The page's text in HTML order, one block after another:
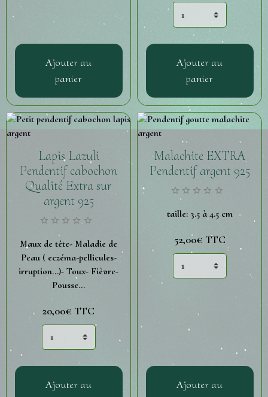
Ajouter au
panier
Ajouter au
panier
Lapis Lazuli
Pendentif cabochon
Qualité Extra sur
argent 925
Maux de tête- Maladie de
Peau ( eczéma-pellicules-
irruption...)- Toux- Fièvre-
Pousse...
20,00€ TTC
Ajouter au
Malachite EXTRA
Pendentif argent 925
taille: 3.5 à 4.5 cm
52,00€ TTC
Ajouter au